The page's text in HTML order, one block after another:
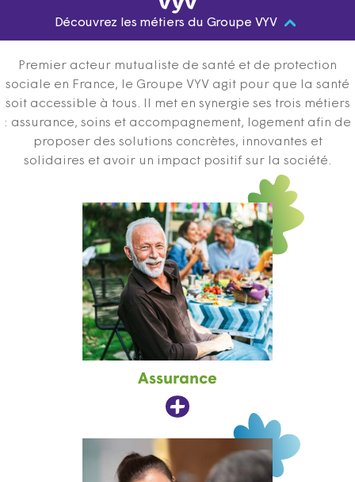
Découvrez les métiers du Groupe VYV
Premier acteur mutualiste de santé et de protection
sociale en France, le Groupe VYV agit pour que la santé
soit accessible à tous. Il met en synergie ses trois métiers
: assurance, soins et accompagnement, logement afin de
proposer des solutions concrètes, innovantes et
solidaires et avoir un impact positif sur la société.
Assurance